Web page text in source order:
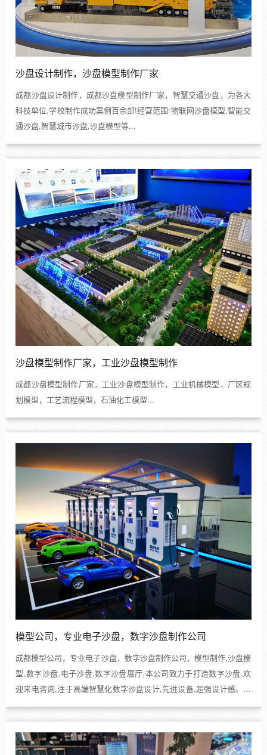
沙盘设计制作，沙盘模型制作厂家
成都沙盘设计制作，成都沙盘模型制作厂家，智慧交通沙盘，为各大
科技单位,学校制作成功案例百余部!经营范围:物联网沙盘模型,智能交
通沙盘,智慧城市沙盘,沙盘模型等...
沙盘模型制作厂家，工业沙盘模型制作
成都沙盘模型制作厂家，工业沙盘模型制作，工业机械模型，厂区规
划模型，工艺流程模型，石油化工模型...
模型公司，专业电子沙盘，数字沙盘制作公司
成都模型公司，专业电子沙盘，数字沙盘制作公司，模型制作,沙盘模
型,数字沙盘,电子沙盘,数字沙盘展厅,本公司致力于打造数字沙盘,欢
迎来电咨询,注于高端智慧化数字沙盘设计,先进设备,超强设计感。高
端创意模型！...